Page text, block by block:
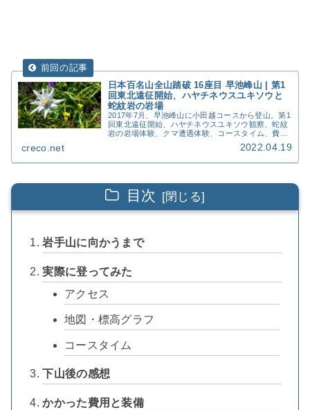
日本百名山全山踏破 16座目 早池峰山 | 第1
回東北遠征開始、ハヤチネウスユキソウと
蛇紋岩の岩場
2017年7月、早池峰山に小田越コースから登山。第1
回東北遠征開始、ハヤチネウスユキソウ観察、蛇紋
岩の岩場体験、クマ遭遇体験、コースタイム、費
creco.net 2022.04.19
目次
岩手山に向かうまで
実際に登ってみた
アクセス
地図・標高グラフ
コースタイム
下山後の感想
かかった費用と装備